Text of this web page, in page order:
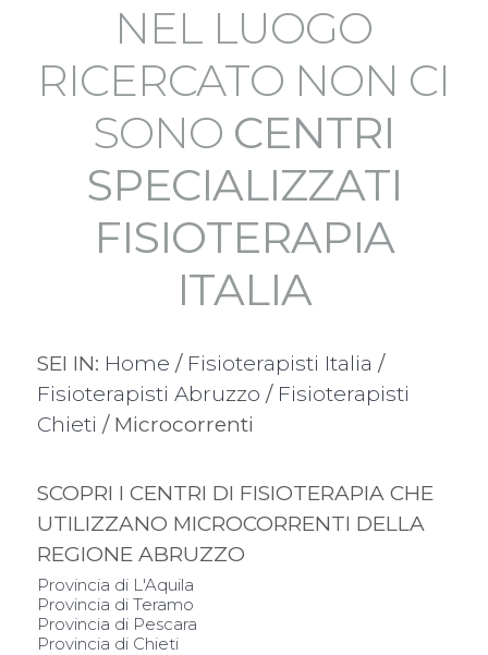
3
NEL LUOGO
RICERCATO NON CI
SONO CENTRI
SPECIALIZZATI
FISIOTERAPIA
ITALIA
SEI IN: Home / Fisioterapisti Italia /
Fisioterapisti Abruzzo / Fisioterapisti
Chieti / Microcorrenti
SCOPRI I CENTRI DI FISIOTERAPIA CHE
UTILIZZANO MICROCORRENTI DELLA
REGIONE ABRUZZO
Provincia di L'Aquila
Provincia di Teramo
Provincia di Pescara
Provincia di Chieti